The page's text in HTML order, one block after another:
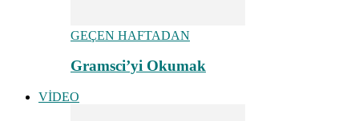
GEÇEN HAFTADAN
Gramsci’yi Okumak
VİDEO